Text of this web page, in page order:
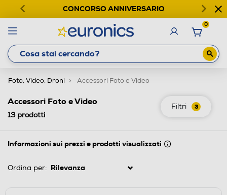
CONCORSO ANNIVERSARIO
0
Foto, Video, Droni Accessori Foto e Video
Filtri 3
Accessori Foto e Video
13prodotti
Informazioni sui prezzi e prodotti visualizzati
Ordina per: